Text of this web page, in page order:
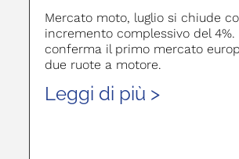
Mercato moto, luglio si chiude
incremento complessivo del 4%.
conferma il primo mercato
due ruote a motore.
Leggi di più >